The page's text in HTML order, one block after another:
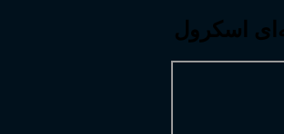
اسکرول